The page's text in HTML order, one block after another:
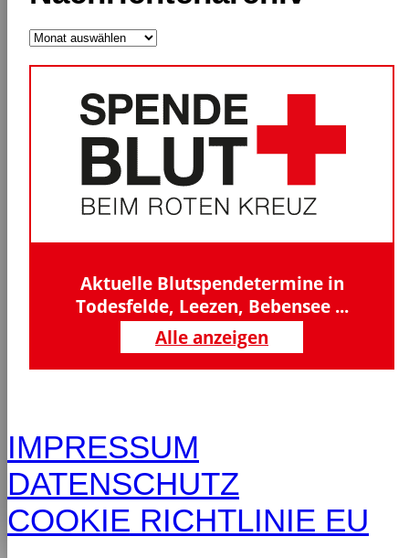
Nachrichtenarchiv
Aktuelle Blutspendetermine in
Todesfelde, Leezen, Bebensee ...
Alle anzeigen
IMPRESSUM
DATENSCHUTZ
COOKIE RICHTLINIE EU